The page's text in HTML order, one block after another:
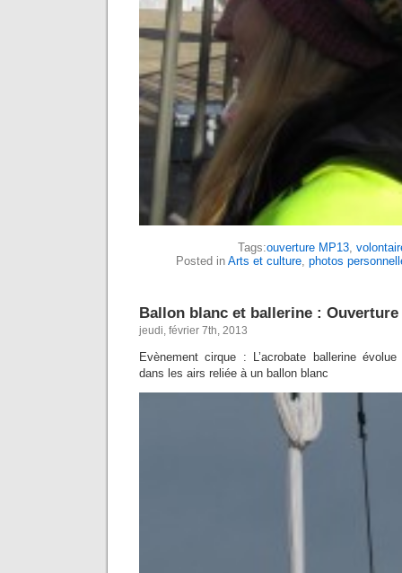
Tags:ouverture MP13
Posted in Arts et culture, photos
Ballon blanc et ballerine : Ouverture
jeudi, février 7th, 2013
Evènement cirque : L’acrobate ballerine
dans les airs reliée à un ballon blanc